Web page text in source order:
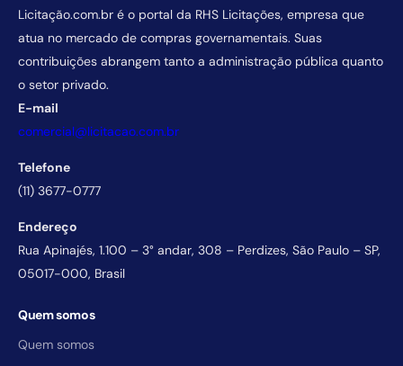
Licitação.com.br é o portal da RHS Licitações, empresa que
atua no mercado de compras governamentais. Suas
contribuições abrangem tanto a administração pública quanto
o setor privado.
E-mail
comercial@licitacao.com.br
Telefone
(11) 3677-0777
Endereço
Rua Apinajés, 1.100 – 3° andar, 308 – Perdizes, São Paulo – SP,
05017-000, Brasil
Quem somos
Quem somos